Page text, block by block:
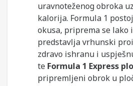
uravnoteženog obroka
kalorija. Formula 1
okusa, priprema se lako
predstavlja vrhunski
zdravo ishranu i
te Formula 1 Express
pripremljeni obrok u